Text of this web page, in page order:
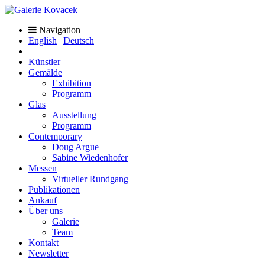
Navigation
English | Deutsch
Künstler
Gemälde
Exhibition
Programm
Glas
Ausstellung
Programm
Contemporary
Doug Argue
Sabine Wiedenhofer
Messen
Virtueller Rundgang
Publikationen
Ankauf
Über uns
Galerie
Team
Kontakt
Newsletter